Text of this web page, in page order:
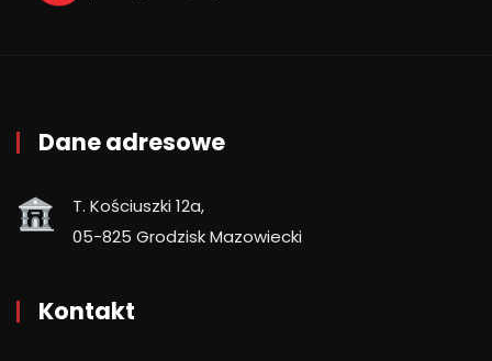
Dane adresowe
T. Kościuszki 12a,
05-825 Grodzisk Mazowiecki
Kontakt